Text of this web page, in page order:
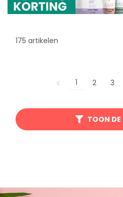
175 artikelen
1 2 3
TOON DE